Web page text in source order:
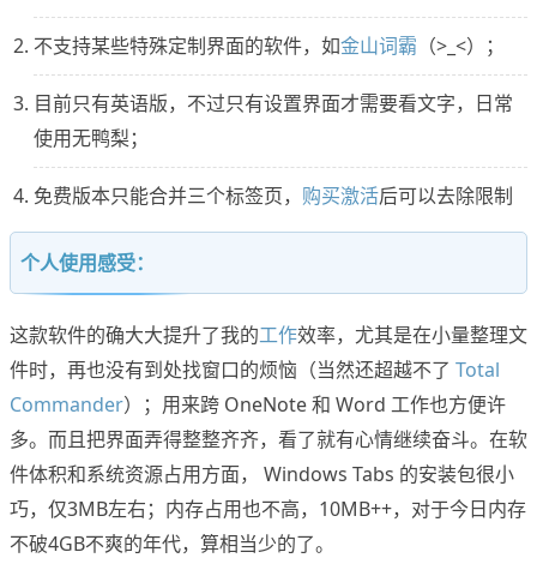
不支持某些特殊定制界面的软件，如金山词霸 （>_<）；
目前只有英语版，不过只有设置界面才需要看文字，日常
使用无鸭梨；
免费版本只能合并三个标签页， 购买激活后可以去除限制
个人使用感受：
这款软件的确大大提升了我的工作效率，尤其是在小量整理文
件时，再也没有到处找窗口的烦恼（当然还超越不了 Total
Commander）；用来跨 OneNote 和 Word 工作也方便许
多。而且把界面弄得整整齐齐，看了就有心情继续奋斗。在软
件体积和系统资源占用方面， Windows Tabs 的安装包很小
巧，仅3MB左右；内存占用也不高，10MB++，对于今日内存
不破4GB不爽的年代，算相当少的了。